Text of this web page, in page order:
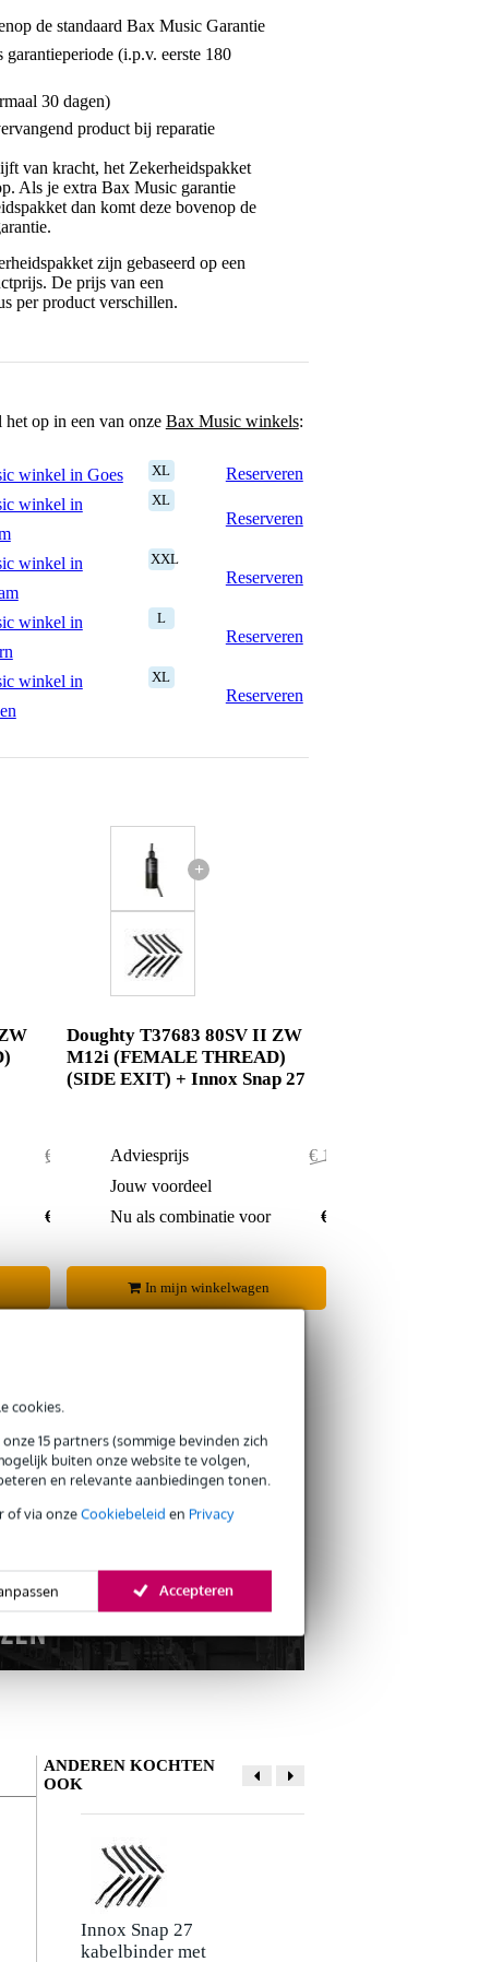
cookies.
15 partners (sommige bevinden zich
buiten onze website te volgen,
en relevante aanbiedingen tonen.
of via onzeCookiebeleid en Privacy
Accepteren
de standaard Bax Music Garantie
(i.p.v. eerste 180
30 dagen)
product bij reparatie
van kracht, het Zekerheidspakket
Als je extra Bax Music garantie
dan komt deze bovenop de
zijn gebaseerd op een
De prijs van een
per product verschillen.
het op in een van onze Bax Music winkels:
winkel in Goes XL
Reserveren
winkel in
XL
Reserveren
winkel in
XXL
Reserveren
winkel in
L
Reserveren
winkel in
XL
Reserveren
€ 177,-
€ 171,-
+
Doughty T37683 80SV II ZW
M12i (FEMALE THREAD)
(SIDE EXIT) + Innox Snap 27
Adviesprijs
€ 153,50
Jouw voordeel
Nu als combinatie voor
€ 152,-
In mijn winkelwagen
retourneren
CO2-neutrale verzending
Schrijf zelf een review
Je naam
Er zijn nog geen reviews voor dit product.
ANDEREN KOCHTEN
OOK
Innox Snap 27
kabelbinder met